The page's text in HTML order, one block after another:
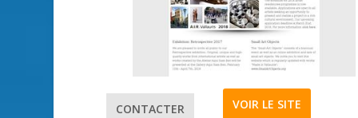
CONTACTER VOIR LE SITE